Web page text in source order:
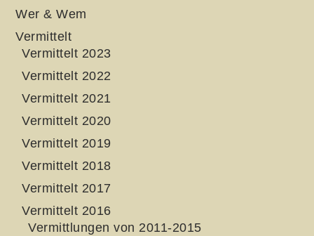
Wer & Wem
Vermittelt
Vermittelt 2023
Vermittelt 2022
Vermittelt 2021
Vermittelt 2020
Vermittelt 2019
Vermittelt 2018
Vermittelt 2017
Vermittelt 2016
Vermittlungen von 2011-2015